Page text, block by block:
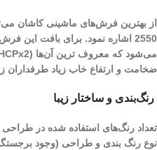
2550 اشاره نمود. برای بافت این
ضخامت و ارتفاع خاب زیاد طرفداران
رنگ‌بندی و ساختار زیبا
نوع رنگ بندی و طراحی (وجود